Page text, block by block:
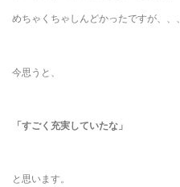
めちゃくちゃしんどかったですが、、、
今思うと、
「すごく充実していたな」
と思います。